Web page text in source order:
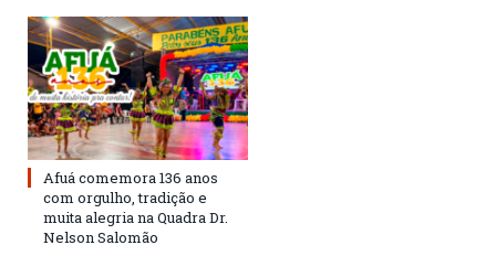
Afuá comemora 136 anos
com orgulho, tradição e
muita alegria na Quadra Dr.
Nelson Salomão